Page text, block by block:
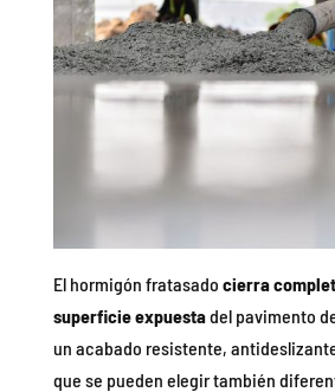
El hormigón fratasado cierra
superficie expuestadel pavimento
un acabado resistente,
que se pueden elegir también